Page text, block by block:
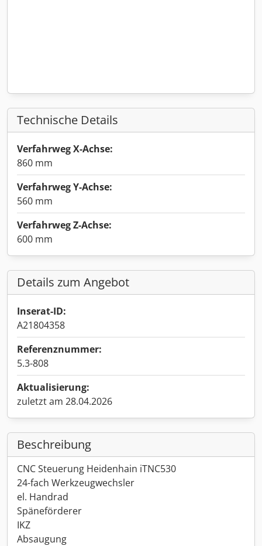
Technische Details
Verfahrweg X-Achse:
860 mm
Verfahrweg Y-Achse:
560 mm
Verfahrweg Z-Achse:
600 mm
Details zum Angebot
Inserat-ID:
A21804358
Referenznummer:
5.3-808
Aktualisierung:
zuletzt am 28.04.2026
Beschreibung
CNC Steuerung Heidenhain iTNC530
24-fach Werkzeugwechsler
el. Handrad
Späneförderer
IKZ
Absaugung